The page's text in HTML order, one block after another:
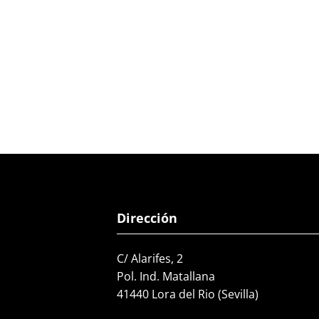
Dirección
C/ Alarifes, 2
Pol. Ind. Matallana
41440 Lora del Rio (Sevilla)